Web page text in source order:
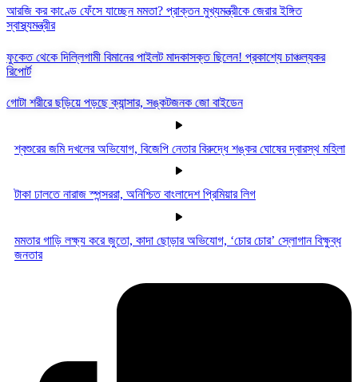
আরজি কর কাণ্ডে ফেঁসে যাচ্ছেন মমতা? প্রাক্তন মুখ্যমন্ত্রীকে জেরার ইঙ্গিত
স্বাস্থ্যমন্ত্রীর
ফুকেত থেকে দিল্লিগামী বিমানের পাইলট মাদকাসক্ত ছিলেন! প্রকাশ্যে চাঞ্চল্যকর
রিপোর্ট
গোটা শরীরে ছড়িয়ে পড়ছে ক্যান্সার, সঙ্কটজনক জো বাইডেন
শ্বশুরের জমি দখলের অভিযোগ, বিজেপি নেতার বিরুদ্ধে শঙ্কর ঘোষের দ্বারস্থ মহিলা
টাকা ঢালতে নারাজ স্পন্সররা, অনিশ্চিত বাংলাদেশ প্রিমিয়ার লিগ
মমতার গাড়ি লক্ষ্য করে জুতো, কাদা ছোড়ার অভিযোগ, ‘চোর চোর’ স্লোগান বিক্ষুব্ধ
জনতার